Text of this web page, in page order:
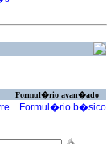
Formul�rio avan�ado
Formul�rio b�sico